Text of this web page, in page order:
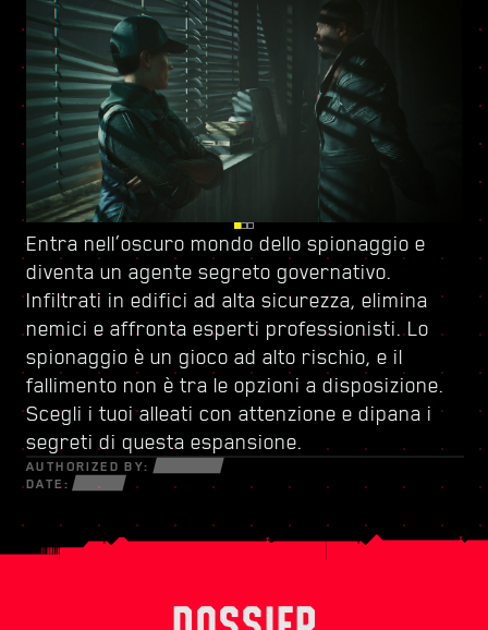
Entra nell’oscuro mondo dello spionaggio e
diventa un agente segreto governativo.
Infiltrati in edifici ad alta sicurezza, elimina
nemici e affronta esperti professionisti. Lo
spionaggio è un gioco ad alto rischio, e il
fallimento non è tra le opzioni a disposizione.
Scegli i tuoi alleati con attenzione e dipana i
segreti di questa espansione.
AUTHORIZED BY:
DATE:
Guardati le spalle a Dogtown, una zona della
città dominata da una milizia dal grilletto
facile. Le sue strutture fatiscenti sono piene
di segreti e opportunità che possono essere
sfruttate da chi sia disposto a correre
qualsiasi rischio. Tra le sue mura scoprirai
incarichi emozionanti e missioni con poste in
palio mai viste prima.
Potenziati conun nuovo albero delle abilitàe
crea il tuo stile di gioco personalizzato. Sfrutta
ogni nuova arma e pezzo di cyberware a tua
disposizione per sopravvivere in un mondo di
truffatori disperati, netrunner malfamati e
spietati mercenari.